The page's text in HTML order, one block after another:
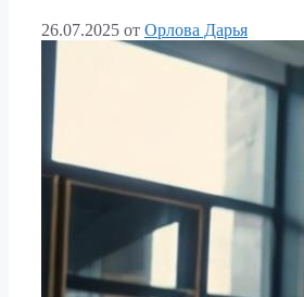
26.07.2025 от Орлова Дарья